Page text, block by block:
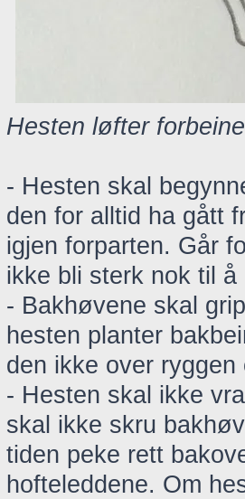
Hesten løfter
- Hesten skal
den for alltid ha gått
igjen forparten. Går
ikke bli sterk nok til
- Bakhøvene skal
hesten planter
den ikke over
- Hesten skal ikke
skal ikke skru
tiden peke rett
hofteleddene. Om